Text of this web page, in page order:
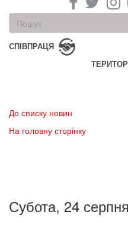
Пошукова
форма
Пошук
СПІВПРАЦЯ
До списку новин
На головну сторінку
Субота, 24